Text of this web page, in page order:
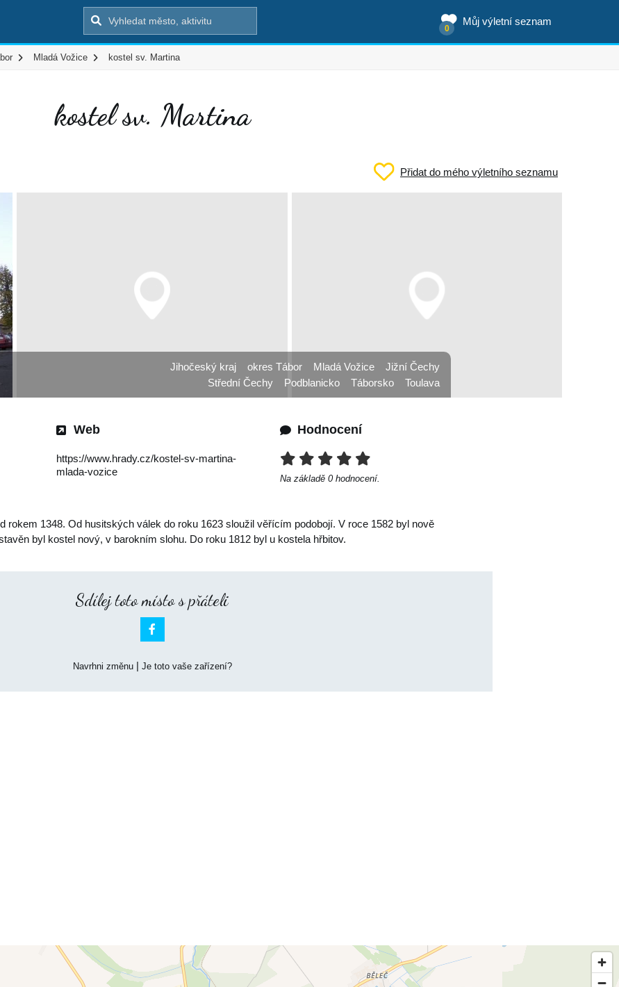
Můj výletní seznam
0
Mladá Vožice kostel sv. Martina
kostel sv. Martina
Přidat do mého výletního seznamu
Web
https://www.hrady.cz/kostel-sv-martina-
mlada-vozice
Hodnocení
Na základě 0 hodnocení.
rokem 1348. Od husitských válek do roku 1623 sloužil věřícím podobojí. V roce 1582 byl nově
byl kostel nový, v barokním slohu. Do roku 1812 byl u kostela hřbitov.
Jihočeský kraj okres Tábor Mladá Vožice
Jižní Čechy
Střední Čechy
Podblanicko Táborsko Toulava
Sdílej toto místo s přáteli

Navrhni změnu| Je toto vaše zařízení?